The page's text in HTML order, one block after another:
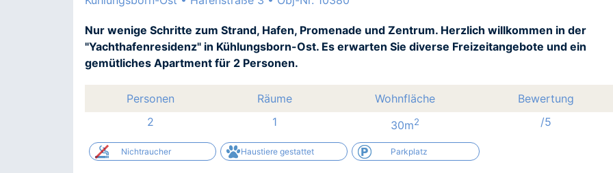
Nur wenige Schritte zum Strand, Hafen, Promenade und Zentrum. Herzlich willkommen in der
"Yachthafenresidenz" in Kühlungsborn-Ost. Es erwarten Sie diverse Freizeitangebote und ein
gemütliches Apartment für 2 Personen.
Personen
2
Räume
1
Wohnfläche
30m2
Bewertung
/5
Nichtraucher Haustiere gestattet Parkplatz